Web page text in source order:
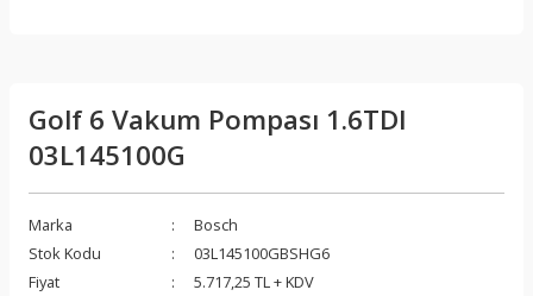
Golf 6 Vakum Pompası 1.6TDI
03L145100G
Marka
Bosch
Stok Kodu
03L145100GBSHG6
Fiyat
5.717,25 TL + KDV